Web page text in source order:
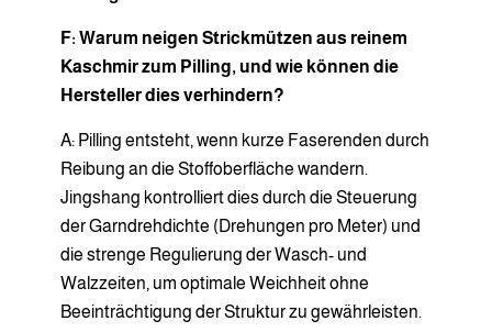
F: Warum neigen Strickmützen aus reinem
Kaschmir zum Pilling, und wie können die
Hersteller dies verhindern?
A: Pilling entsteht, wenn kurze Faserenden durch
Reibung an die Stoffoberfläche wandern.
Jingshang kontrolliert dies durch die Steuerung
der Garndrehdichte (Drehungen pro Meter) und
die strenge Regulierung der Wasch- und
Walzzeiten, um optimale Weichheit ohne
Beeinträchtigung der Struktur zu gewährleisten.